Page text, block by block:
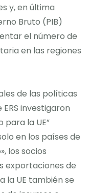
y, en última
Bruto (PIB)
el número de
en las regiones
de las políticas
investigaron
para la UE”
en los países de
los socios
exportaciones de
la UE también se